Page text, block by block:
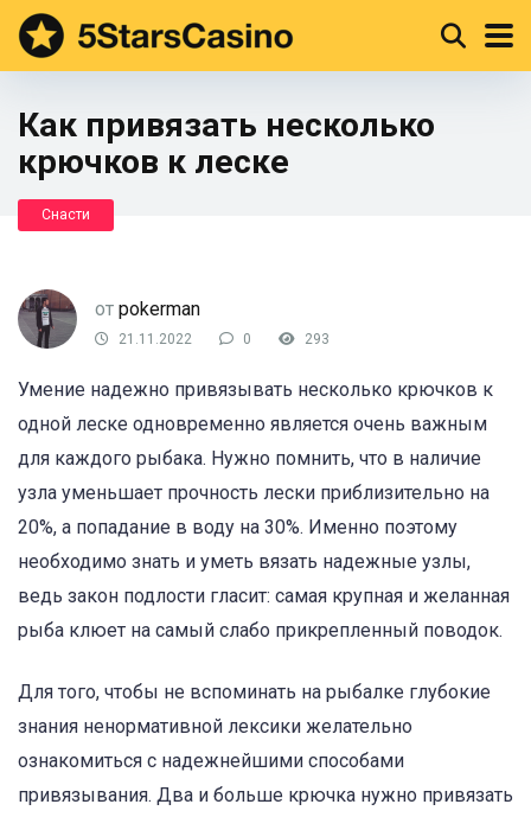
Как привязать несколько
крючков к леске
Снасти
от pokerman
21.11.2022 0 293
Умение надежно привязывать несколько крючков к
одной леске одновременно является очень важным
для каждого рыбака. Нужно помнить, что в наличие
узла уменьшает прочность лески приблизительно на
20%, а попадание в воду на 30%. Именно поэтому
необходимо знать и уметь вязать надежные узлы,
ведь закон подлости гласит: самая крупная и желанная
рыба клюет на самый слабо прикрепленный поводок.
Для того, чтобы не вспоминать на рыбалке глубокие
знания ненормативной лексики желательно
ознакомиться с надежнейшими способами
привязывания. Два и больше крючка нужно привязать